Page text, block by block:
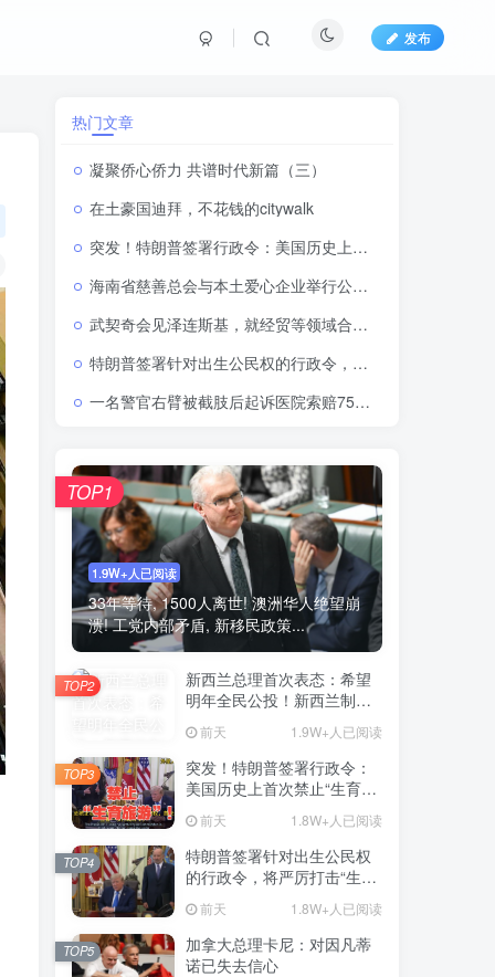
发布
热门文章
凝聚侨心侨力 共谱时代新篇（三）
在土豪国迪拜，不花钱的citywalk
突发！特朗普签署行政令：美国历史上首次禁止“生育旅游”！
海南省慈善总会与本土爱心企业举行公益捐赠 启动仪式
武契奇会见泽连斯基，就经贸等领域合作交换意见
特朗普签署针对出生公民权的行政令，将严厉打击“生育旅游”
一名警官右臂被截肢后起诉医院索赔7500多万卢比
1.9W+人已阅读
33年等待, 1500人离世! 澳洲华人绝望崩
溃! 工党内部矛盾, 新移民政策...
TOP1
新西兰总理首次表态：希望
明年全民公投！新西兰制度
前天 1.9W+人已阅读
TOP2
突发！特朗普签署行政令：
美国历史上首次禁止“生育旅
前天 1.8W+人已阅读
TOP3
特朗普签署针对出生公民权
的行政令，将严厉打击“生育
前天 1.8W+人已阅读
TOP4
加拿大总理卡尼：对因凡蒂
诺已失去信心
TOP5